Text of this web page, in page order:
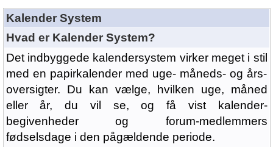
Kalender System
Hvad er Kalender System?
Det indbyggede kalendersystem virker meget i stil
med en papirkalender med uge- måneds- og års-
oversigter. Du kan vælge, hvilken uge, måned
eller år, du vil se, og få vist kalender-
begivenheder og forum-medlemmers
fødselsdage i den pågældende periode.